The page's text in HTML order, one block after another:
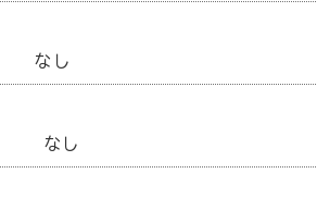
なし
なし